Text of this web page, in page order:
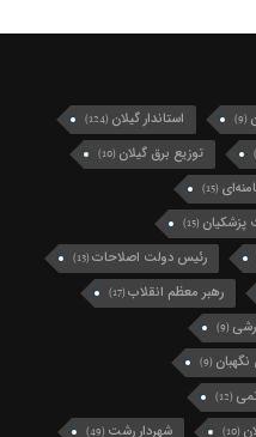
(9) استاندار گیلان (124)
توزیع برق گیلان (10)
(15)
پزشکیان (15)
رئیس دولت اصلاحات(13)
رهبر معظم انقلاب(17)
(9)
(9)
(12)
(10) شهردار رشت (49)